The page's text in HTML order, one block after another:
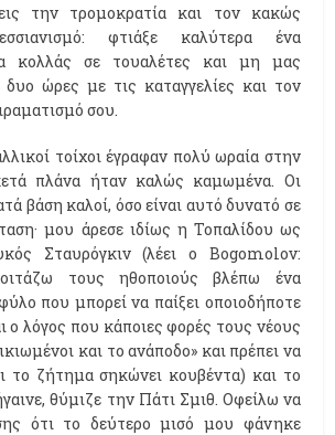
την τρομοκρατία και τον κακώς
φτιάξε καλύτερα ένα
κολλάς σε τουαλέτες και μη μας
δυο ώρες με τις καταγγελίες και τον
σου.
τοίχοι έγραφαν πολύ ωραία στην
πλάνα ήταν καλώς καμωμένα. Οι
βάση καλοί, όσο είναι αυτό δυνατό σε
μου άρεσε ιδίως η Τοπαλίδου ως
Σταυρόγκιν (λέει ο Bogomolov:
τους ηθοποιούς βλέπω ένα
που μπορεί να παίξει οποιοδήποτε
ο λόγος που κάποιες φορές τους νέους
και το ανάποδο» και πρέπει να
το ζήτημα σηκώνει κουβέντα) και το
θύμιζε την Πάτι Σμιθ. Οφείλω να
ότι το δεύτερο μισό μου φάνηκε